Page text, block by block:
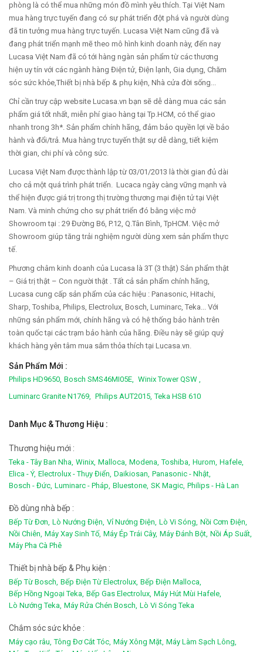
phòng là có thể mua những món đồ mình yêu thích. Tại Việt Nam
mua hàng trực tuyến đang có sự phát triển đột phá và người dùng
đã tin tưởng mua hàng trực tuyến. Lucasa Việt Nam cũng đã và
đang phát triển mạnh mẽ theo mô hình kinh doanh này, đến nay
Lucasa Việt Nam đã có tới hàng ngàn sản phẩm từ các thương
hiện uy tín với các ngành hàng Điện tử, Điện lạnh, Gia dụng, Chăm
sóc sức khỏe,Thiết bị nhà bếp & phụ kiện, Nhà cửa đời sống...
Chỉ cần truy cập website Lucasa.vn bạn sẽ dễ dàng mua các sản
phẩm giá tốt nhất, miễn phí giao hàng tại Tp.HCM, có thể giao
nhanh trong 3h*. Sản phẩm chính hãng, đảm bảo quyền lợi về bảo
hành và đổi/trả. Mua hàng trực tuyến thật sự dễ dàng, tiết kiệm
thời gian, chi phí và công sức.
Lucasa Việt Nam được thành lập từ 03/01/2013 là thời gian đủ dài
cho cả một quá trình phát triển. Lucaca ngày càng vững mạnh và
thể hiện được giá trị trong thị trường thương mại điện tử tại Việt
Nam. Và minh chứng cho sự phát triển đó bằng việc mở
Showroom tại : 29 Đường B6, P.12, Q.Tân Bình, TpHCM. Việc mở
Showroom giúp tăng trải nghiệm người dùng xem sản phẩm thực
tế.
Phương châm kinh doanh của Lucasa là 3T (3 thật) Sản phẩm thật
– Giá trị thật – Con người thật . Tất cả sản phẩm chính hãng,
Lucasa cung cấp sản phẩm của các hiệu : Panasonic, Hitachi,
Sharp, Toshiba, Philips, Electrolux, Bosch, Luminarc, Teka... Với
những sản phẩm mới, chính hãng và có hệ thống bảo hành trên
toàn quốc tại các trạm bảo hành của hãng. Điều này sẽ giúp quý
khách hàng yên tâm mua sắm thỏa thích tại Lucasa.vn.
Sản Phẩm Mới :
Philips HD9650, Bosch SMS46MI05E, Winix Tower QSW ,
Luminarc Granite N1769, Philips AUT2015, Teka HSB 610
Danh Mục & Thương Hiệu :
Thương hiệu mới :
Teka - Tây Ban Nha, Winix, Malloca, Modena, Toshiba, Hurom, Hafele,
Elica - Ý, Electrolux - Thụy Điển, Daikiosan, Panasonic - Nhật,
Bosch - Đức, Luminarc - Pháp, Bluestone, SK Magic, Philips - Hà Lan
Đồ dùng nhà bếp :
Bếp Từ Đơn, Lò Nướng Điện, Vỉ Nướng Điện, Lò Vi Sóng, Nồi Cơm Điện,
Nồi Chiên, Máy Xay Sinh Tố, Máy Ép Trái Cây, Máy Đánh Bột, Nồi Áp Suất,
Máy Pha Cà Phê
Thiết bị nhà bếp & Phụ kiện :
Bếp Từ Bosch, Bếp Điện Từ Electrolux, Bếp Điện Malloca,
Bếp Hồng Ngoại Teka, Bếp Gas Electrolux, Máy Hút Mùi Hafele,
Lò Nướng Teka, Máy Rửa Chén Bosch, Lò Vi Sóng Teka
Chắm sóc sức khỏe :
Máy cạo râu, Tông Đơ Cắt Tóc, Máy Xông Mặt, Máy Làm Sạch Lông,